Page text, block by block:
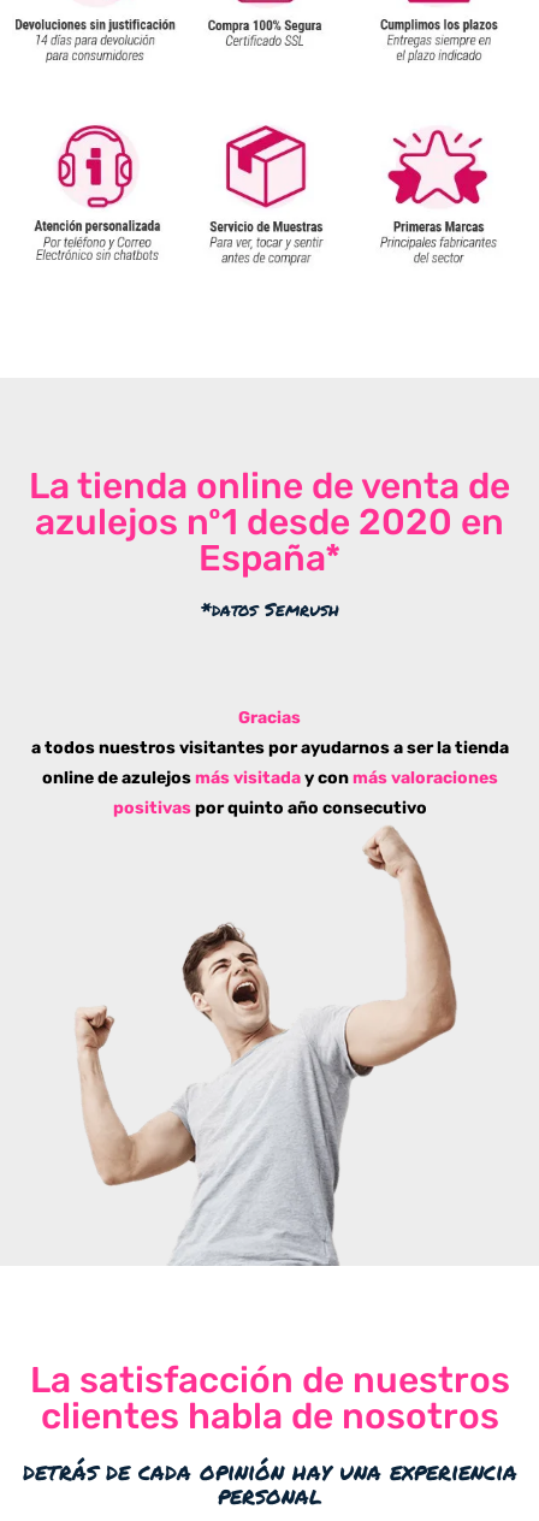
La tienda online de venta de
azulejos nº1 desde 2020 en
España*
*datos Semrush
Gracias
a todos nuestros visitantes por ayudarnos a ser la tienda
online de azulejos más visitaday conmás valoraciones
positivaspor quinto año consecutivo
La satisfacción de nuestros
clientes habla de nosotros
detrás de cada opinión hay una experiencia
personal